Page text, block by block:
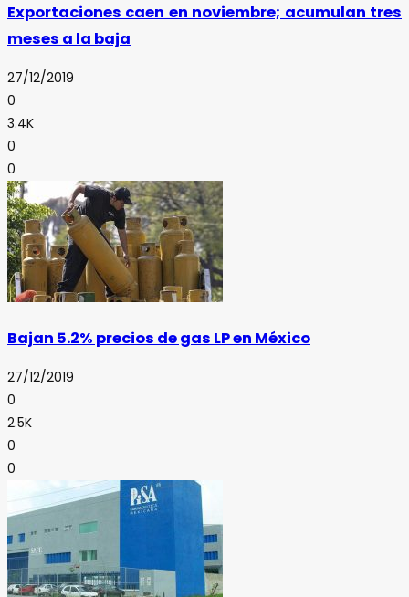
Exportaciones caen en noviembre; acumulan tres
meses a la baja
27/12/2019
0
3.4K
0
0
Bajan 5.2% precios de gas LP en México
27/12/2019
0
2.5K
0
0